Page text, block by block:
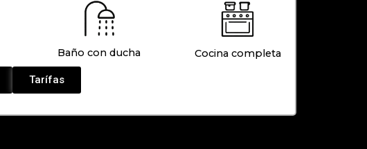
Baño con ducha Cocina completa
Tarífas